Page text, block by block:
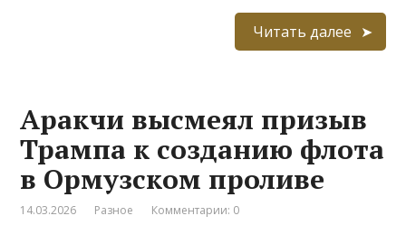
Читать далее
Аракчи высмеял призыв
Трампа к созданию флота
в Ормузском проливе
14.03.2026 Разное Комментарии: 0